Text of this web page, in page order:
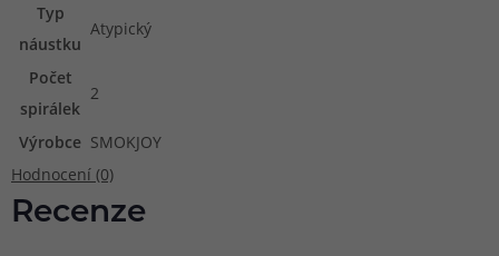
Typ
náustku
Atypický
Počet
spirálek
2
Výrobce SMOKJOY
Hodnocení (0)
Recenze